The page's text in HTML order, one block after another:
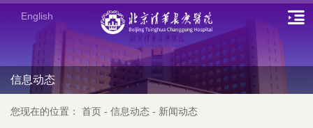
English
信息动态
您现在的位置： 首页 - 信息动态 - 新闻动态